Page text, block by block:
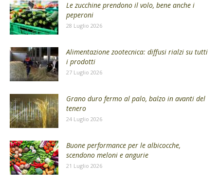
Le zucchine prendono il volo, bene anche i
peperoni
28 Luglio 2026
Alimentazione zootecnica: diffusi rialzi su tutti
i prodotti
27 Luglio 2026
Grano duro fermo al palo, balzo in avanti del
tenero
24 Luglio 2026
Buone performance per le albicocche,
scendono meloni e angurie
21 Luglio 2026